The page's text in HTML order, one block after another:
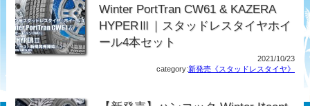
Winter PortTran CW61 & KAZERA
HYPERⅢ｜スタッドレスタイヤホイ
ール4本セット
2021/10/23
category:新発売《スタッドレスタイヤ》